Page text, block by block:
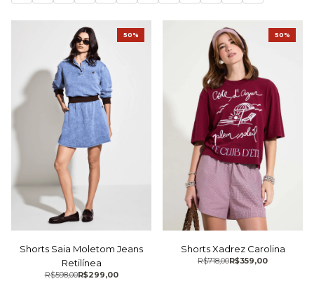
Shorts Saia Moletom Jeans
Retilínea
R$299,00
R$598,00
50%
Shorts Xadrez Carolina
R$359,00
R$718,00
50%